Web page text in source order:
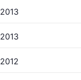
2013
2013
2012